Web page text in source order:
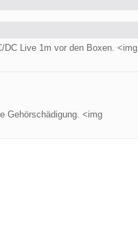
DC Live 1m vor den Boxen. <img
Gehörschädigung. <img